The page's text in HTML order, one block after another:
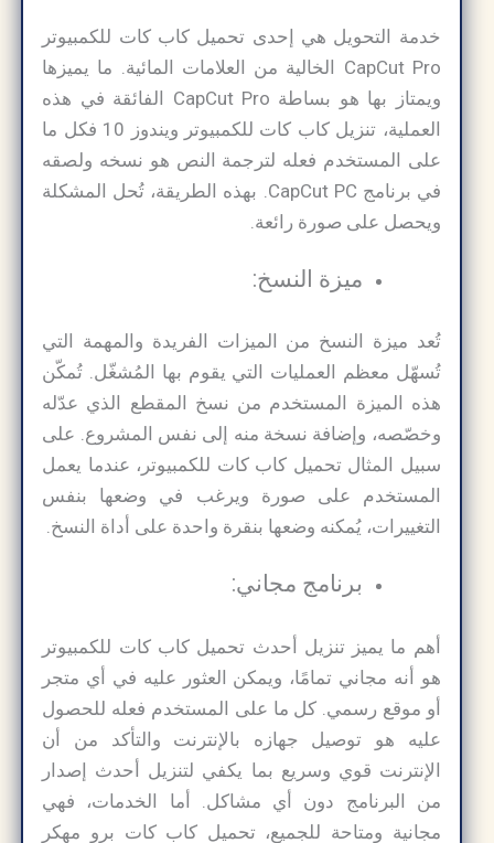
خدمة التحويل هي إحدى تحميل كاب كات للكمبيوتر
CapCut Pro الخالية من العلامات المائية. ما يميزها
ويمتاز بها هو بساطة CapCut Pro الفائقة في هذه
العملية، تنزيل كاب كات للكمبيوتر ويندوز 10 فكل ما
على المستخدم فعله لترجمة النص هو نسخه ولصقه
في برنامج CapCut PC. بهذه الطريقة، تُحل المشكلة
ويحصل على صورة رائعة.
ميزة النسخ:
تُعد ميزة النسخ من الميزات الفريدة والمهمة التي
تُسهّل معظم العمليات التي يقوم بها المُشغّل. تُمكّن
هذه الميزة المستخدم من نسخ المقطع الذي عدّله
وخصّصه، وإضافة نسخة منه إلى نفس المشروع. على
سبيل المثال تحميل كاب كات للكمبيوتر، عندما يعمل
المستخدم على صورة ويرغب في وضعها بنفس
التغييرات، يُمكنه وضعها بنقرة واحدة على أداة النسخ.
برنامج مجاني:
أهم ما يميز تنزيل أحدث تحميل كاب كات للكمبيوتر
هو أنه مجاني تمامًا، ويمكن العثور عليه في أي متجر
أو موقع رسمي. كل ما على المستخدم فعله للحصول
عليه هو توصيل جهازه بالإنترنت والتأكد من أن
الإنترنت قوي وسريع بما يكفي لتنزيل أحدث إصدار
من البرنامج دون أي مشاكل. أما الخدمات، فهي
مجانية ومتاحة للجميع، تحميل كاب كات برو مهكر